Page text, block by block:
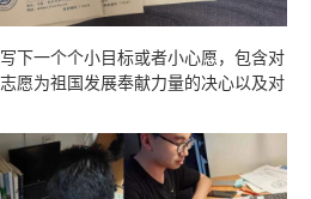
下一个个小目标或者小心愿，包含对
愿为祖国发展奉献力量的决心以及对